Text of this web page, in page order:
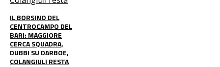
IL BORSINO DEL
CENTROCAMPO DEL
BARI: MAGGIORE
CERCA SQUADRA,
DUBBI SU DARBOE,
COLANGIULI RESTA